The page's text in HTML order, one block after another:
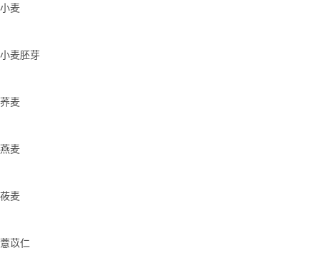
小麦
小麦胚芽
荞麦
燕麦
莜麦
薏苡仁